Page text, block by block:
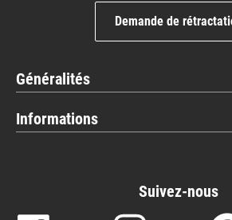
Demande de
Généralités
Informations
Suivez-nous